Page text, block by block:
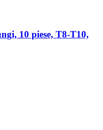
10 piese, T8-T10,